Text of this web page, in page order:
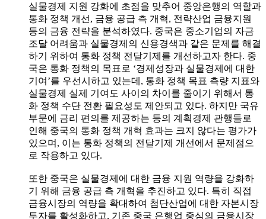
실물경제 지원 강화에 초점을 맞추어 중앙은행의 역할과
통화 정책 개선, 금융 공급 측 개혁, 전략산업 금융지원
등의 금융 전략을 분석하였다. 중국은 중소기업의 자금
조달 어려움과 실물경제의 신용경색과 같은 문제를 해결
하기 위하여 통화 정책 전달기제를 개선하고자 한다. 중
국은 통화 정책의 목표로 ‘경제성장과 실물경제에 대한
기여’를 우선시하고 있는데, 통화 정책 목표 측량 지표와
실물경제 실제 기여도 사이의 차이를 줄이기 위해서 통
화 정책 수단 전환 필요성도 제안되고 있다. 하지만 국유
부문에 금리 편의를 제공하는 등의 계획경제 관행들로
인해 중국의 통화 정책 개혁 효과는 크지 않다는 평가가
있으며, 이는 통화 정책의 전달기제 개선에서 문제점으
로 작용하고 있다.
또한 중국은 실물경제에 대한 금융 지원 역량을 강화하
기 위해 금융 공급 측 개혁을 추진하고 있다. 특히 직접
금융시장의 역량을 확대하여 첨단산업에 대한 자본시장
투자를 활성화하고, 기존 중국 은행업 중심의 금융시장